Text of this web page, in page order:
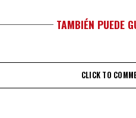
TAMBIÉN PUEDE
CLICK TO